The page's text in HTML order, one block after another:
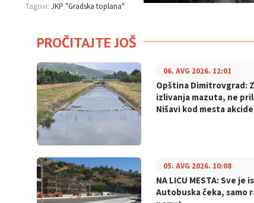
Tagovi: JKP "Gradska toplana"
PROČITAJTE JOŠ
Opština Dimitrovgrad:
izlivanja mazuta, ne
Nišavi kod mesta
06. AVG 2026. 12:01
NA LICU MESTA: Sve je
Autobuska čeka, samo
05. AVG 2026. 10:08